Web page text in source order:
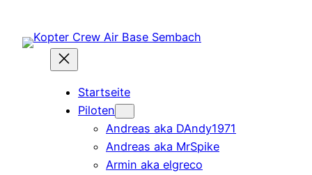
Inhalt
springen
Startseite
Piloten
Andreas aka DAndy1971
Andreas aka MrSpike
Armin aka elgreco